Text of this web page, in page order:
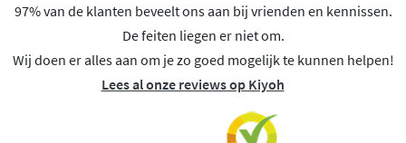
97% van de klanten beveelt ons aan bij vrienden en kennissen.
De feiten liegen er niet om.
Wij doen er alles aan om je zo goed mogelijk te kunnen helpen!
Lees al onze reviews op Kiyoh